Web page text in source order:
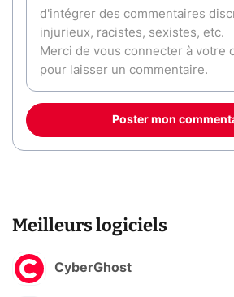
Poster mon
Meilleurs logiciels
CyberGhost